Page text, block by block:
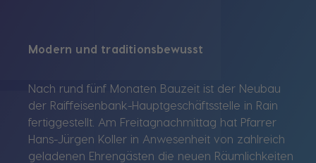
Modern und traditionsbewusst
Nach rund fünf Monaten Bauzeit ist der Neubau
der Raiffeisenbank-Hauptgeschäftsstelle in Rain
fertiggestellt. Am Freitagnachmittag hat Pfarrer
Hans-Jürgen Koller in Anwesenheit von zahlreich
geladenen Ehrengästen die neuen Räumlichkeiten